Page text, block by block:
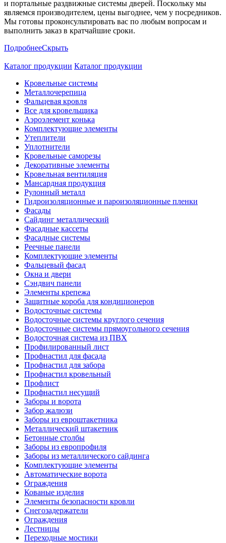
и портальные раздвижные системы дверей. Поскольку мы
являемся производителем, цены выгоднее, чем у посредников.
Мы готовы проконсультировать вас по любым вопросам и
выполнить заказ в кратчайшие сроки.
ПодробнееСкрыть
Каталог продукции Каталог продукции
Кровельные системы
Металлочерепица
Фальцевая кровля
Все для кровельщика
Аэроэлемент конька
Комплектующие элементы
Утеплители
Уплотнители
Кровельные саморезы
Декоративные элементы
Кровельная вентиляция
Мансардная продукция
Рулонный металл
Гидроизоляционные и пароизоляционные пленки
Фасады
Сайдинг металлический
Фасадные кассеты
Фасадные системы
Реечные панели
Комплектующие элементы
Фальцевый фасад
Окна и двери
Сэндвич панели
Элементы крепежа
Защитные короба для кондиционеров
Водосточные системы
Водосточные системы круглого сечения
Водосточные системы прямоугольного сечения
Водосточная система из ПВХ
Профилированный лист
Профнастил для фасада
Профнастил для забора
Профнастил кровельный
Профлист
Профнастил несущий
Заборы и ворота
Забор жалюзи
Заборы из евроштакетника
Металлический штакетник
Бетонные столбы
Заборы из европрофиля
Заборы из металлического сайдинга
Комплектующие элементы
Автоматические ворота
Ограждения
Кованые изделия
Элементы безопасности кровли
Снегозадержатели
Ограждения
Лестницы
Переходные мостики